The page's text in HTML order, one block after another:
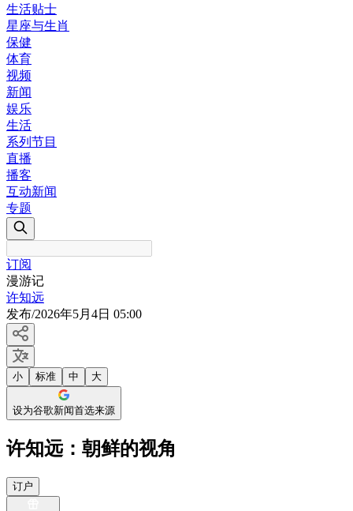
生活贴士
星座与生肖
保健
体育
视频
新闻
娱乐
生活
系列节目
直播
播客
互动新闻
专题
订阅
漫游记
许知远
发布/2026年5月4日 05:00
小 标准 中 大
设为谷歌新闻首选来源
许知远：朝鲜的视角
订户